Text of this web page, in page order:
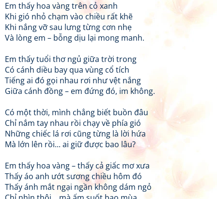
Em thấy hoa vàng trên cỏ xanh
Khi gió nhỏ chạm vào chiều rất khẽ
Khi nắng vỡ sau lưng từng cơn nhẹ
Và lòng em – bỗng dịu lại mong manh.
Em thấy tuổi thơ ngủ giữa trời trong
Có cánh diều bay qua vùng cổ tích
Tiếng ai đó gọi nhau rơi như vệt nắng
Giữa cánh đồng – em đứng đó, im không.
Có một thời, mình chẳng biết buồn đâu
Chỉ nắm tay nhau rồi chạy về phía gió
Những chiếc lá rơi cũng từng là lời hứa
Mà lớn lên rồi... ai giữ được bao lâu?
Em thấy hoa vàng – thấy cả giấc mơ xưa
Thấy áo anh ướt sương chiều hôm đó
Thấy ánh mắt ngại ngần không dám ngỏ